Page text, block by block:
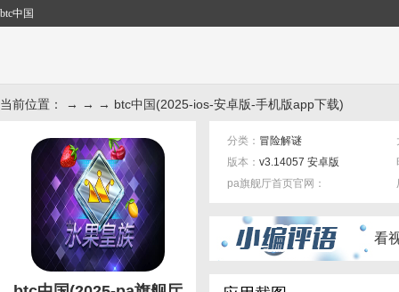
btc中国
当前位置： → → → btc中国(2025-ios-安卓版-手机版app下载)
分类： 冒险解谜
版本： v3.14057 安卓版
pa旗舰厅首页官网：
看